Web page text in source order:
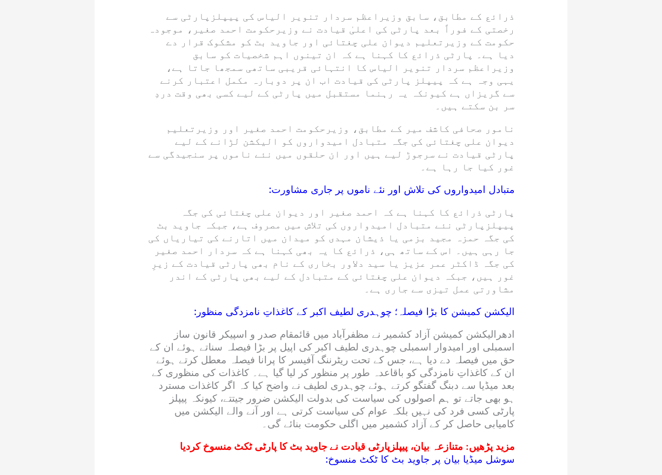
ذرائع کے مطابق، سابق وزیراعظم سردار تنویر الیاس کی پیپلزپارٹی سے
رخصتی کے فوراً بعد پارٹی کی اعلیٰ قیادت نے وزیرحکومت احمد صغیر، موجودہ
حکومت کے وزیرتعلیم دیوان علی چغتائی اور جاوید بٹ کو مشکوک قرار دے
دیا ہے۔ پارٹی ذرائع کا کہنا ہے کہ ان تینوں اہم شخصیات کو سابق
وزیراعظم سردار تنویر الیاس کا انتہائی قریبی ساتھی سمجھا جاتا ہے،
یہی وجہ ہے کہ پیپلز پارٹی کی قیادت اب ان پر دوبارہ مکمل اعتبار کرنے
سے گریزاں ہے کیونکہ یہ رہنما مستقبل میں پارٹی کے لیے کسی بھی وقت دردِ
سر بن سکتے ہیں۔
نامور صحافی کاشف میر کے مطابق، وزیرحکومت احمد صغیر اور وزیرتعلیم
دیوان علی چغتائی کی جگہ متبادل امیدواروں کو الیکشن لڑانے کے لیے
پارٹی قیادت نے سرجوڑ لیے ہیں اور ان حلقوں میں نئے ناموں پر سنجیدگی سے
غور کیا جا رہا ہے۔
متبادل امیدواروں کی تلاش اور نئے ناموں پر جاری مشاورت:
پارٹی ذرائع کا کہنا ہے کہ احمد صغیر اور دیوان علی چغتائی کی جگہ
پیپلزپارٹی نئے متبادل امیدواروں کی تلاش میں مصروف ہے، جبکہ جاوید بٹ
کی جگہ حمزہ مجید بزمی یا ذیشان مہدی کو میدان میں اتارنے کی تیاریاں کی
جا رہی ہیں۔ اس کے ساتھ ہی، ذرائع کا یہ بھی کہنا ہے کہ سردار احمد صغیر
کی جگہ ڈاکٹر عمر عزیز یا سید دلاور بخاری کے نام بھی پارٹی قیادت کے زیرِ
غور ہیں، جبکہ دیوان علی چغتائی کے متبادل کے لیے بھی پارٹی کے اندر
مشاورتی عمل تیزی سے جاری ہے۔
الیکشن کمیشن کا بڑا فیصلہ؛ چوہدری لطیف اکبر کے کاغذاتِ نامزدگی منظور:
ادھرالیکشن کمیشن آزاد کشمیر نے مظفرآباد میں قائمقام صدر و اسپیکر قانون ساز
اسمبلی اور امیدوار اسمبلی چوہدری لطیف اکبر کی اپیل پر بڑا فیصلہ سناتے ہوئے ان کے
حق میں فیصلہ دے دیا ہے، جس کے تحت ریٹرننگ آفیسر کا پرانا فیصلہ معطل کرتے ہوئے
ان کے کاغذاتِ نامزدگی کو باقاعدہ طور پر منظور کر لیا گیا ہے۔ کاغذات کی منظوری کے
بعد میڈیا سے دبنگ گفتگو کرتے ہوئے چوہدری لطیف نے واضح کیا کہ اگر کاغذات مسترد
ہو بھی جاتے تو ہم اصولوں کی سیاست کی بدولت الیکشن ضرور جیتتے، کیونکہ پیپلز
پارٹی کسی فرد کی نہیں بلکہ عوام کی سیاست کرتی ہے اور آنے والے الیکشن میں
کامیابی حاصل کر کے آزاد کشمیر میں اگلی حکومت بنائے گی۔
مزید پڑھیں: متنازعہ بیان، پیپلزپارٹی قیادت نے جاوید بٹ کا پارٹی ٹکٹ منسوخ کردیا
سوشل میڈیا بیان پر جاوید بٹ کا ٹکٹ منسوخ: